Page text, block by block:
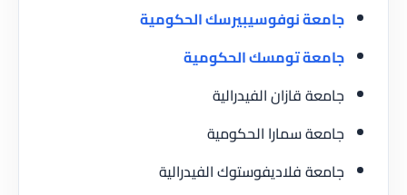
جامعة نوفوسيبيرسك الحكومية
جامعة تومسك الحكومية
جامعة قازان الفيدرالية
جامعة سمارا الحكومية
جامعة فلاديفوستوك الفيدرالية